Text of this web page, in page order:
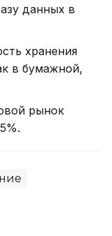
данных в
хранения
в бумажной,
рынок